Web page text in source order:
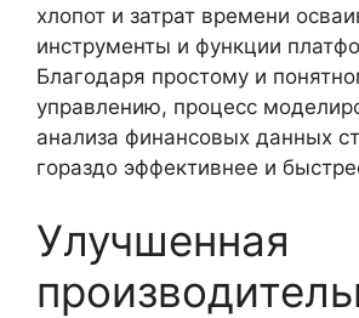
хлопот и затрат времени
инструменты и функции
Благодаря простому и
управлению, процесс
анализа финансовых данных
гораздо эффективнее и
Улучшенная